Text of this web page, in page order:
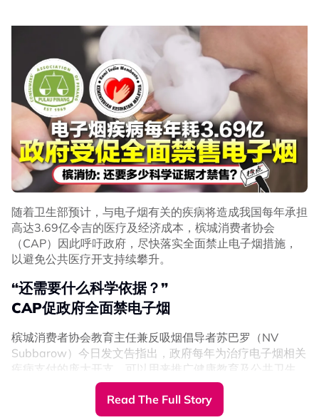
随着卫生部预计，与电子烟有关的疾病将造成我国每年承担
高达3.69亿令吉的医疗及经济成本，槟城消费者协会
（CAP）因此呼吁政府，尽快落实全面禁止电子烟措施，
以避免公共医疗开支持续攀升。
“还需要什么科学依据？”
CAP促政府全面禁电子烟
槟城消费者协会教育主任兼反吸烟倡导者苏巴罗（NV
Subbarow）今日发文告指出，政府每年为治疗电子烟相关
疾病支付的庞大开支，可以用来推广健康教育及公共卫生，
因此政府没有理由不禁售电子烟。
“为何还不全面禁电子烟？还需要什么科学依据需要进一步
Read The Full Story